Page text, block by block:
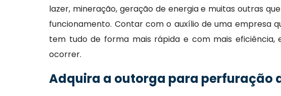
lazer, mineração, geração de energia e muitas outras
funcionamento. Contar com o auxílio de uma empresa
tem tudo de forma mais rápida e com mais eficiência,
ocorrer.
Adquira a outorga para perfuração